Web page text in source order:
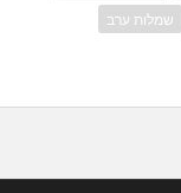
שמלות ערב